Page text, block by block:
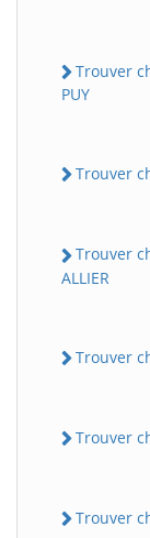
Trouver
PUY
Trouver
Trouver
ALLIER
Trouver
Trouver
Trouver